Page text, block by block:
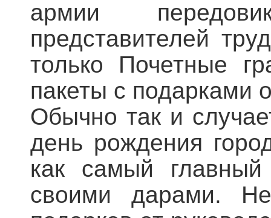
армии
представителей
только Почетные
пакеты с подарками
Обычно так и
день рождения
как самый главный
своими дарами.